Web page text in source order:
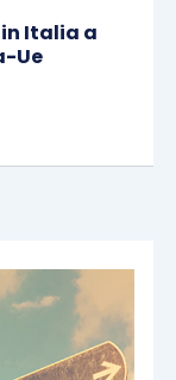
Italia a
Ue